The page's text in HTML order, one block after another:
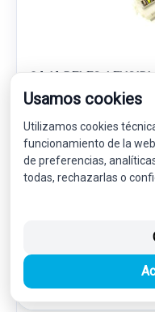
CAJA RELES /
BG9T14C256HA
90,00 €
85,50 € sin IVA.
103,46 €
Usamos cookies
Utilizamos cookies
funcionamiento de la
de preferencias,
todas, rechazarlas o